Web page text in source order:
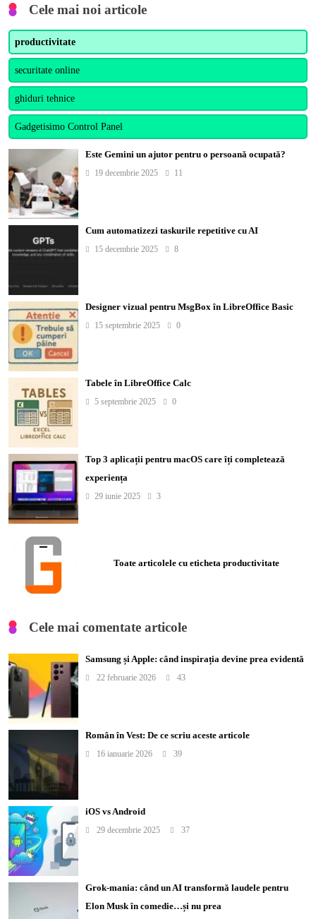
Cele mai noi articole
productivitate
securitate online
ghiduri tehnice
Gadgetisimo Control Panel
Este Gemini un ajutor pentru o persoană ocupată?
19 decembrie 2025 11
Cum automatizezi taskurile repetitive cu AI
15 decembrie 2025 8
Designer vizual pentru MsgBox în LibreOffice Basic
15 septembrie 2025 0
Tabele în LibreOffice Calc
5 septembrie 2025 0
Top 3 aplicații pentru macOS care îți completează
experiența
29 iunie 2025 3
Toate articolele cu eticheta productivitate
Cele mai comentate articole
Samsung și Apple: când inspirația devine prea evidentă
22 februarie 2026 43
Român în Vest: De ce scriu aceste articole
16 ianuarie 2026 39
iOS vs Android
29 decembrie 2025 37
Grok-mania: când un AI transformă laudele pentru
Elon Musk în comedie…și nu prea